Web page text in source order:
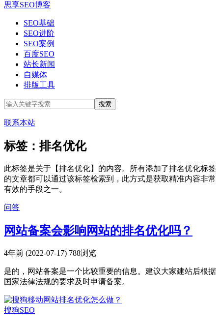
思享SEO博客
SEO基础
SEO进阶
SEO案例
百度SEO
站长新闻
自媒体
排版工具
联系本站
标签：排名优化
此标签是关于【排名优化】的内容。所有添加了排名优化标签
的文章都可以通过该标签检索到，此方式是获取精准内容非常
有效的手段之一。
问答
网站备案会影响网站的排名优化吗？
4年前 (2022-07-17) 788浏览
是的，网站备案是一个比较重要的信息。建议大家建站后根据
国家法律法规的要求及时申请备案。
搜狗SEO